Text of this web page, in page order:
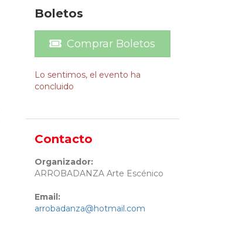
Boletos
Comprar Boletos
Lo sentimos, el evento ha
concluido
Contacto
Organizador:
ARROBADANZA Arte Escénico
Email:
arrobadanza@hotmail.com